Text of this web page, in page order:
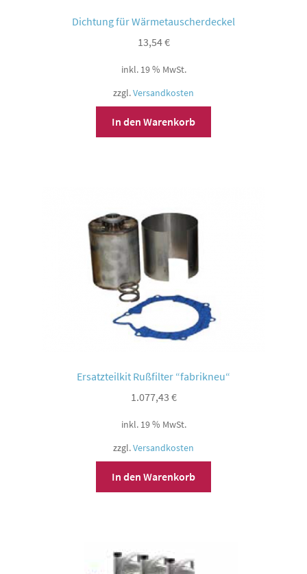
Dichtung für Wärmetauscherdeckel
13,54€
inkl. 19 % MwSt.
zzgl.Versandkosten
In den Warenkorb
Ersatzteilkit Rußfilter “fabrikneu“
1.077,43 €
inkl. 19 % MwSt.
zzgl.Versandkosten
In den Warenkorb